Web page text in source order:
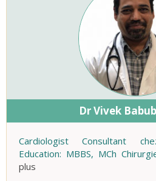
Dr Vivek
Cardiologist Consultant
Education: MBBS, MCh
plus